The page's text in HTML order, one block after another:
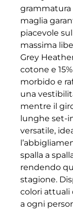
grammatura
maglia
piacevole
massima
Grey
cotone e
morbido e
una
mentre il
lunghe set-
versatile,
spalla a
rendendo
stagione.
colori attuali
a ogni